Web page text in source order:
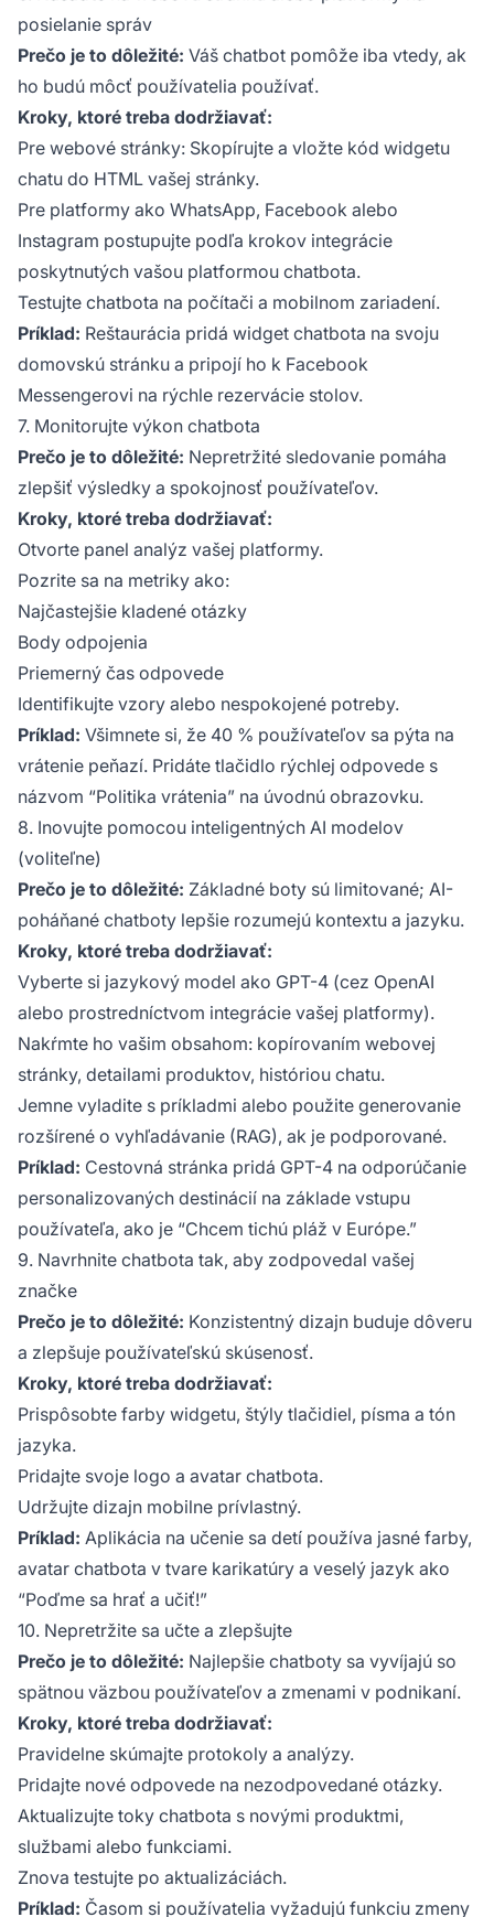
posielanie správ
Prečo je to dôležité: Váš chatbot pomôže iba vtedy, ak
ho budú môcť používatelia používať.
Kroky, ktoré treba dodržiavať:
Pre webové stránky: Skopírujte a vložte kód widgetu
chatu do HTML vašej stránky.
Pre platformy ako WhatsApp, Facebook alebo
Instagram postupujte podľa krokov integrácie
poskytnutých vašou platformou chatbota.
Testujte chatbota na počítači a mobilnom zariadení.
Príklad: Reštaurácia pridá widget chatbota na svoju
domovskú stránku a pripojí ho k Facebook
Messengerovi na rýchle rezervácie stolov.
7. Monitorujte výkon chatbota
Prečo je to dôležité: Nepretržité sledovanie pomáha
zlepšiť výsledky a spokojnosť používateľov.
Kroky, ktoré treba dodržiavať:
Otvorte panel analýz vašej platformy.
Pozrite sa na metriky ako:
Najčastejšie kladené otázky
Body odpojenia
Priemerný čas odpovede
Identifikujte vzory alebo nespokojené potreby.
Príklad: Všimnete si, že 40 % používateľov sa pýta na
vrátenie peňazí. Pridáte tlačidlo rýchlej odpovede s
názvom “Politika vrátenia” na úvodnú obrazovku.
8. Inovujte pomocou inteligentných AI modelov
(voliteľne)
Prečo je to dôležité: Základné boty sú limitované; AI-
poháňané chatboty lepšie rozumejú kontextu a jazyku.
Kroky, ktoré treba dodržiavať:
Vyberte si jazykový model ako GPT-4 (cez OpenAI
alebo prostredníctvom integrácie vašej platformy).
Nakŕmte ho vašim obsahom: kopírovaním webovej
stránky, detailami produktov, históriou chatu.
Jemne vyladite s príkladmi alebo použite generovanie
rozšírené o vyhľadávanie (RAG), ak je podporované.
Príklad: Cestovná stránka pridá GPT-4 na odporúčanie
personalizovaných destinácií na základe vstupu
používateľa, ako je “Chcem tichú pláž v Európe.”
9. Navrhnite chatbota tak, aby zodpovedal vašej
značke
Prečo je to dôležité: Konzistentný dizajn buduje dôveru
a zlepšuje používateľskú skúsenosť.
Kroky, ktoré treba dodržiavať:
Prispôsobte farby widgetu, štýly tlačidiel, písma a tón
jazyka.
Pridajte svoje logo a avatar chatbota.
Udržujte dizajn mobilne prívlastný.
Príklad: Aplikácia na učenie sa detí používa jasné farby,
avatar chatbota v tvare karikatúry a veselý jazyk ako
“Poďme sa hrať a učiť!”
10. Nepretržite sa učte a zlepšujte
Prečo je to dôležité: Najlepšie chatboty sa vyvíjajú so
spätnou väzbou používateľov a zmenami v podnikaní.
Kroky, ktoré treba dodržiavať:
Pravidelne skúmajte protokoly a analýzy.
Pridajte nové odpovede na nezodpovedané otázky.
Aktualizujte toky chatbota s novými produktmi,
službami alebo funkciami.
Znova testujte po aktualizáciách.
Príklad: Časom si používatelia vyžadujú funkciu zmeny